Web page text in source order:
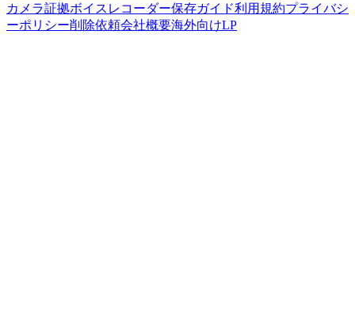
カメラ証拠ボイスレコーダー保存ガイド利用規約プライバシ
ーポリシー削除依頼会社概要海外向けLP